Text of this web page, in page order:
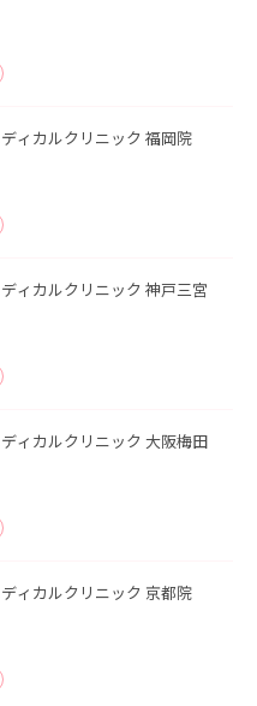
ィカルクリニック 福岡院
ィカルクリニック 神戸三宮
ィカルクリニック 大阪梅田
ィカルクリニック 京都院